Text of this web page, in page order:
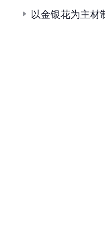
以金银花为主材